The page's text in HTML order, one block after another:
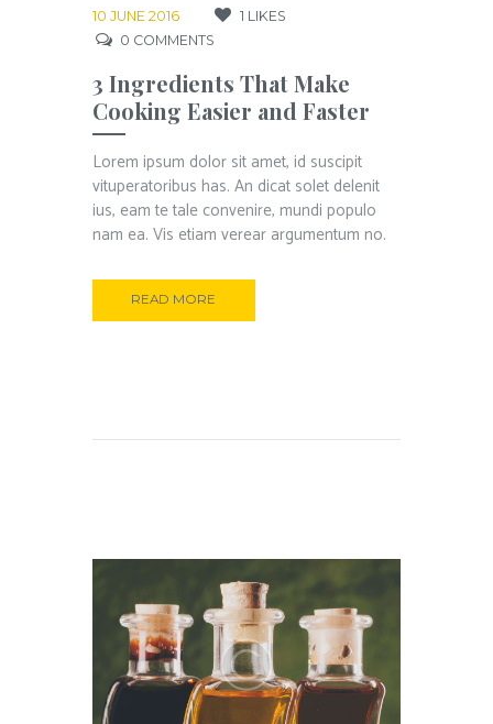
10 JUNE 2016 1 LIKES
0 COMMENTS
3 Ingredients That Make
Cooking Easier and Faster
Lorem ipsum dolor sit amet, id suscipit
vituperatoribus has. An dicat solet delenit
ius, eam te tale convenire, mundi populo
nam ea. Vis etiam verear argumentum no.
READ MORE